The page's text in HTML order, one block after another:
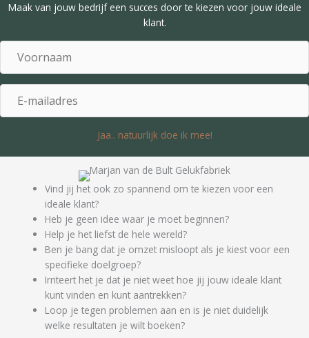
Maak van jouw bedrijf een succes door te kiezen voor jouw ideale
klant.
V
o
m
E
m
Jaa.. natuurlijk doe ik mee!
Vind jij het ook zo spannend om te kiezen voor een
ideale klant?
Heb je geen idee waar je moet beginnen?
Help je het liefst de hele wereld?
Ben je bang dat je omzet misloopt als je kiest voor een
specifieke doelgroep?
Irriteert het je dat je niet weet hoe jij jouw ideale klant
kunt vinden en kunt aantrekken?
Loop je tegen problemen aan en is je niet duidelijk
welke resultaten je wilt boeken?